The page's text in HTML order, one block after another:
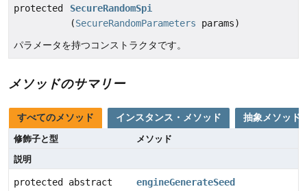
protected
SecureRandomSpi
(SecureRandomParameters params)
パラメータを持つコンストラクタです。
メソッドのサマリー
すべてのメソッド インスタンス・メソッド 抽象メソッド
修飾子と型
メソッド
説明
protected abstract
engineGenerateSeed